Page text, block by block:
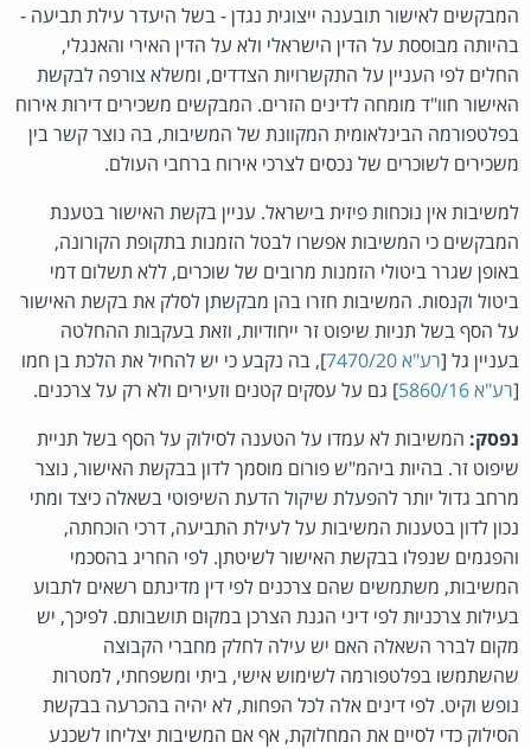
המבקשים לאישור תובענה ייצוגית נגדן - בשל היעדר עילת תביעה -
בהיותה מבוססת על הדין הישראלי ולא על הדין האירי והאנגלי,
החלים לפי העניין על התקשרויות הצדדים, ומשלא צורפה לבקשת
האישור חוו"ד מומחה לדינים הזרים. המבקשים משכירים דירות אירוח
בפלטפורמה הבינלאומית המקוונת של המשיבות, בה נוצר קשר בין
משכירים לשוכרים של נכסים לצרכי אירוח ברחבי העולם.
למשיבות אין נוכחות פיזית בישראל. עניין בקשת האישור בטענת
המבקשים כי המשיבות אפשרו לבטל הזמנות בתקופת הקורונה,
באופן שגרר ביטולי הזמנות מרובים של שוכרים, ללא תשלום דמי
ביטול וקנסות. המשיבות חזרו בהן מבקשתן לסלק את בקשת האישור
על הסף בשל תניות שיפוט זר ייחודיות, וזאת בעקבות ההחלטה
בעניין גל [רע"א 7470/20
], בה נקבע כי יש להחיל את הלכת בן חמו
[רע"א 5860/16
] גם על עסקים קטנים וזעירים ולא רק על צרכנים.
נפסק: המשיבות לא עמדו על הטענה לסילוק על הסף בשל תניית
שיפוט זר. בהיות ביהמ"ש פורום מוסמך לדון בבקשת האישור, נוצר
מרחב גדול יותר להפעלת שיקול הדעת השיפוטי בשאלה כיצד ומתי
נכון לדון בטענות המשיבות על לעילת התביעה, דרכי הוכחתה,
והפגמים שנפלו בבקשת האישור לשיטתן. לפי החריג בהסכמי
המשיבות, משתמשים שהם צרכנים לפי דין מדינתם רשאים לתבוע
בעילות צרכניות לפי דיני הגנת הצרכן במקום תושבותם. לפיכך, יש
מקום לברר השאלה האם יש עילה לחלק מחברי הקבוצה
שהשתמשו בפלטפורמה לשימוש אישי, ביתי ומשפחתי, למטרות
נופש וקיט. לפי דינים אלה לכל הפחות, לא יהיה בהכרעה בבקשת
הסילוק כדי לסיים את המחלוקת, אף אם המשיבות יצליחו לשכנע